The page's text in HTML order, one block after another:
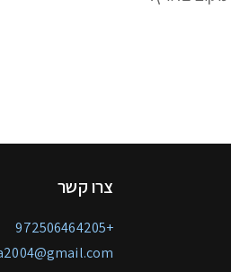
צרו קשר
+972506464205